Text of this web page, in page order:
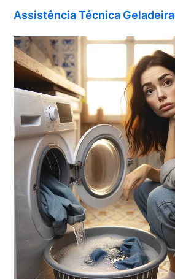
Assistência Técnica Geladeira